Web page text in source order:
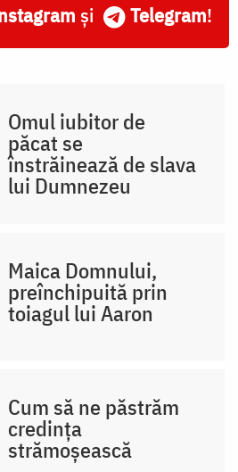
și Telegram!
Omul iubitor de
păcat se
înstrăinează de slava
lui Dumnezeu
Maica Domnului,
preînchipuită prin
toiagul lui Aaron
Cum să ne păstrăm
credința
strămoșească